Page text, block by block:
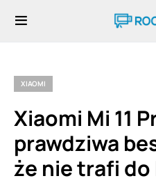
XIAOMI
Xiaomi Mi 11
prawdziwa
że nie trafi do